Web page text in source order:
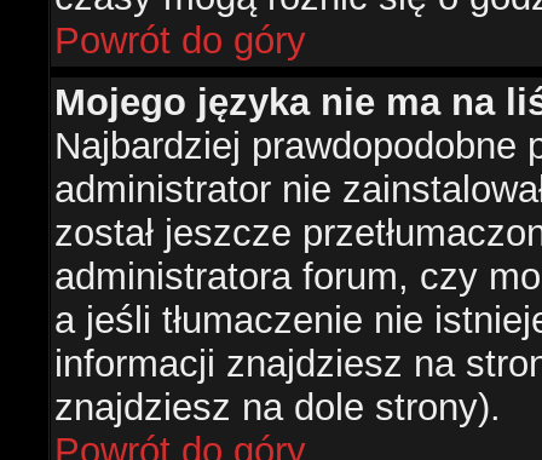
Powrót do góry
Mojego języka nie ma na
Najbardziej prawdopodobne
administrator nie
został jeszcze
administratora forum, czy
a jeśli tłumaczenie nie
informacji znajdziesz na
znajdziesz na dole strony).
Powrót do góry